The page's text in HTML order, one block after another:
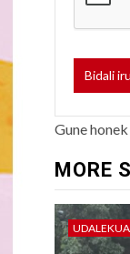
Gune
MORE